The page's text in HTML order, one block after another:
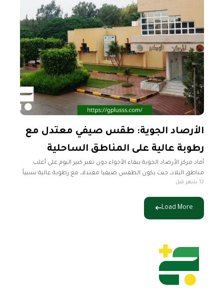
الأرصاد الجوية: طقس صيفي معتدل مع
رطوبة عالية على المناطق الساحلية
أفاد مركز الأرصاد الجوية ببقاء الأجواء دون تغير كبير اليوم على أغلب
مناطق البلاد، حيث يكون الطقس صيفيا معتدلا، مع رطوبة عالية نسبياً
على المناطق الساحلية. وأشار المركز في نشرته
12 شهر قبل
Load More